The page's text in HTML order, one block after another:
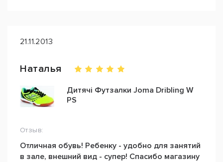
21.11.2013
Наталья
Дитячі Футзалки Joma Dribling W
PS
Отзыв:
Отличная обувь! Ребенку - удобно для занятий
в зале, внешний вид - супер! Спасибо магазину